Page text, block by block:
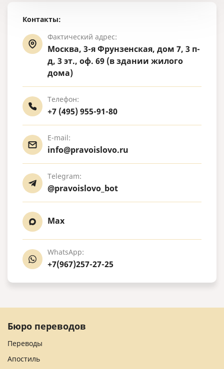
Контакты:
Фактический адрес:
Москва, 3-я Фрунзенская, дом 7, 3 п-
д, 3 эт., оф. 69 (в здании жилого
дома)
Телефон:
+7 (495) 955-91-80
E-mail:
info@pravoislovo.ru
Telegram:
@pravoislovo_bot
Max
WhatsApp:
+7(967)257-27-25
Бюро переводов
Переводы
Апостиль